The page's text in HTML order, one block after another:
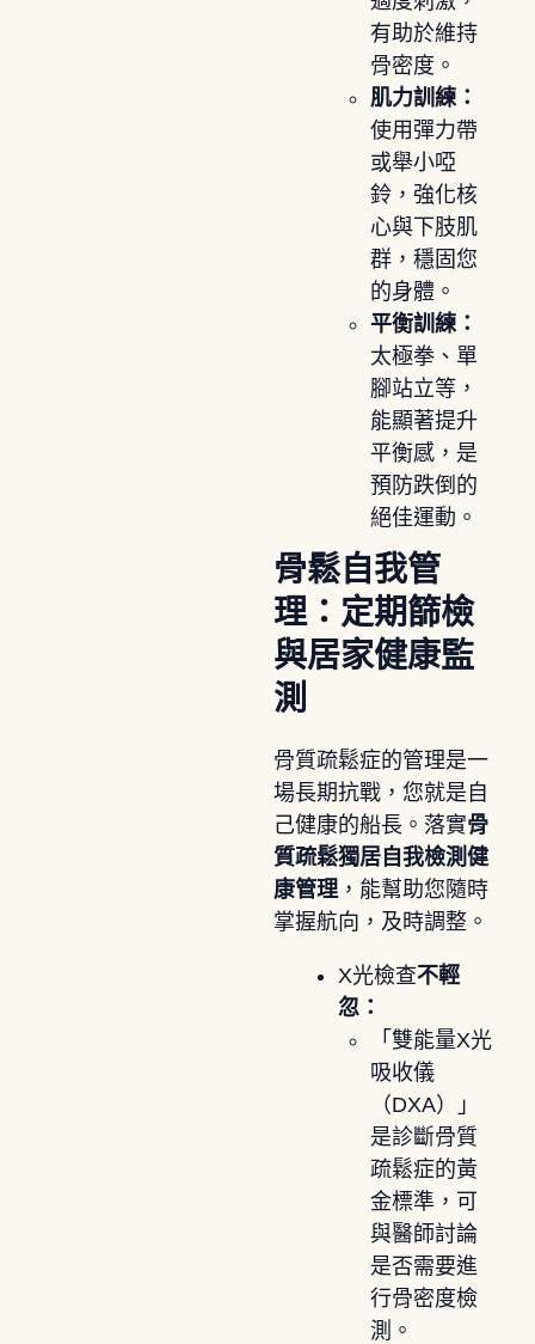
有助於維持
骨密度。
肌力訓練：
使用彈力帶
或舉小啞
鈴，強化核
心與下肢肌
群，穩固您
的身體。
平衡訓練：
太極拳、單
腳站立等，
能顯著提升
平衡感，是
預防跌倒的
絕佳運動。
骨鬆自我管
理：定期篩檢
與居家健康監
測
骨質疏鬆症的管理是一
場長期抗戰，您就是自
己健康的船長。落實骨
質疏鬆獨居自我檢測健
康管理，能幫助您隨時
掌握航向，及時調整。
X光檢查不輕
忽：
「雙能量X光
吸收儀
（DXA）」
是診斷骨質
疏鬆症的黃
金標準，可
與醫師討論
是否需要進
行骨密度檢
測。